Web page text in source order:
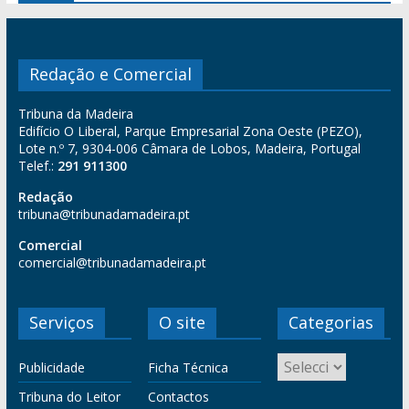
Redação e Comercial
Tribuna da Madeira
Edifício O Liberal, Parque Empresarial Zona Oeste (PEZO),
Lote n.º 7, 9304-006 Câmara de Lobos, Madeira, Portugal
Telef.: 291 911300
Redação
tribuna@tribunadamadeira.pt
Comercial
comercial@tribunadamadeira.pt
Serviços
Publicidade
Tribuna do Leitor
O site
Ficha Técnica
Contactos
Categorias